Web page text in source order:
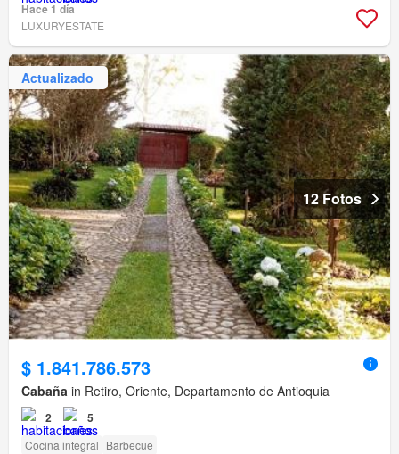
Hace 1 día
LUXURYESTATE
Actualizado
12 Fotos
$ 1.841.786.573
Cabaña in Retiro, Oriente, Departamento de Antioquia
2 5
Cocina integral Barbecue